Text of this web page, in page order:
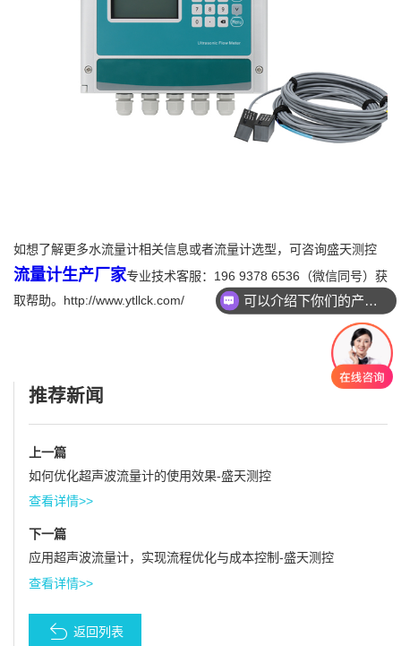
如想了解更多水流量计相关信息或者流量计选型，可咨询盛天测控
流量计生产厂家专业技术客服：196 9378 6536（微信同号）获
取帮助。http://www.ytllck.com/
推荐新闻
上一篇
如何优化超声波流量计的使用效果-盛天测控
查看详情>>
下一篇
应用超声波流量计，实现流程优化与成本控制-盛天测控
查看详情>>
返回列表
可以介绍下你们的产品么